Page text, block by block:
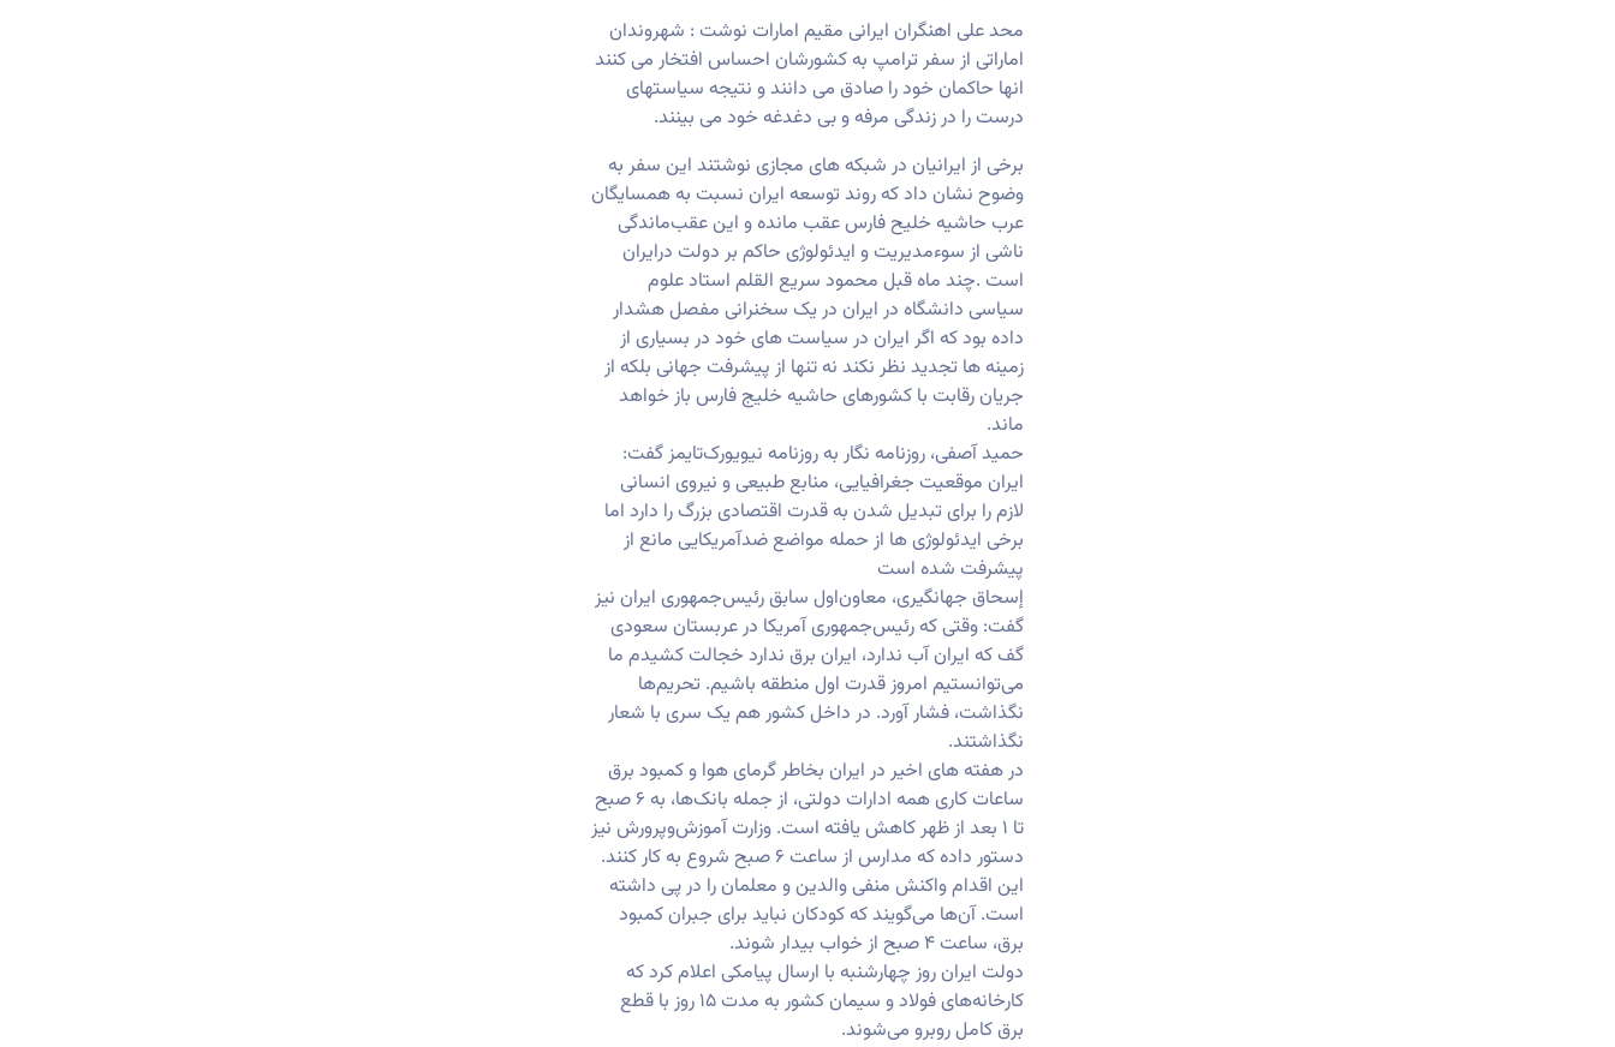
محد علی اهنگران ایرانی مقیم امارات نوشت : شهروندان
اماراتی از سفر ترامپ به کشورشان احساس افتخار می کنند
انها حاکمان خود را صادق می دانند و نتیجه سیاستهای
درست را در زندگی مرفه و بی دغدغه خود می بینند.
برخی از ایرانیان در شبکه های مجازی نوشتند این سفر به
وضوح نشان داد که روند توسعه ایران نسبت به همسایگان
عرب حاشیه خلیح فارس عقب مانده و این عقب‌ماندگی
ناشی از سوءمدیریت و ایدئولوژی حاکم بر دولت درایران
است .چند ماه قبل محمود سریع القلم استاد علوم
سیاسی دانشگاه در ایران در یک سخنرانی مفصل هشدار
داده بود که اگر ایران در سیاست های خود در بسیاری از
زمینه ها تجدید نظر نکند نه تنها از پیشرفت جهانی بلکه از
جریان رقابت با کشورهای حاشیه خلیج فارس باز خواهد
ماند.
حمید آصفی، روزنامه نگار به روزنامه نیویورک‌تایمز گفت:
ایران موقعیت جغرافیایی، منابع طبیعی و نیروی انسانی
لازم را برای تبدیل شدن به قدرت اقتصادی بزرگ را دارد اما
برخی ایدئولوژی ها از حمله مواضع ضدآمریکایی مانع از
پیشرفت شده است
إسحاق جهانگیری، معاون‌اول سابق رئیس‌جمهوری ایران نیز
گفت: وقتی که رئیس‌جمهوری آمریکا در عربستان سعودی
گف که ایران آب ندارد، ایران برق ندارد خجالت کشیدم ما
می‌توانستیم امروز قدرت اول منطقه باشیم. تحریم‌ها
نگذاشت، فشار آورد. در داخل کشور هم یک سری با شعار
نگذاشتند.
در هفته های اخیر در ایران بخاطر گرمای هوا و کمبود برق
ساعات کاری همه ادارات دولتی، از جمله بانک‌ها، به ۶ صبح
تا ۱ بعد از ظهر کاهش یافته است. وزارت آموزش‌وپرورش نیز
دستور داده که مدارس از ساعت ۶ صبح شروع به کار کنند.
این اقدام واکنش منفی والدین و معلمان را در پی داشته
است. آن‌ها می‌گویند که کودکان نباید برای جبران کمبود
برق، ساعت ۴ صبح از خواب بیدار شوند.
دولت ایران روز چهارشنبه با ارسال پیامکی اعلام کرد که
کارخانه‌های فولاد و سیمان کشور به مدت ۱۵ روز با قطع
برق کامل روبرو می‌شوند.